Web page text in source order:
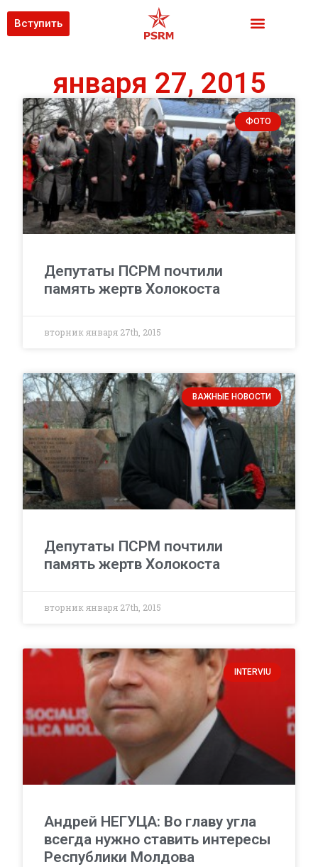
Вступить
января 27, 2015
ФОТО
Депутаты ПСРМ почтили
память жертв Холокоста
вторник января 27th, 2015
ВАЖНЫЕ НОВОСТИ
Депутаты ПСРМ почтили
память жертв Холокоста
вторник января 27th, 2015
INTERVIU
Андрей НЕГУЦА: Во главу угла
всегда нужно ставить интересы
Республики Молдова